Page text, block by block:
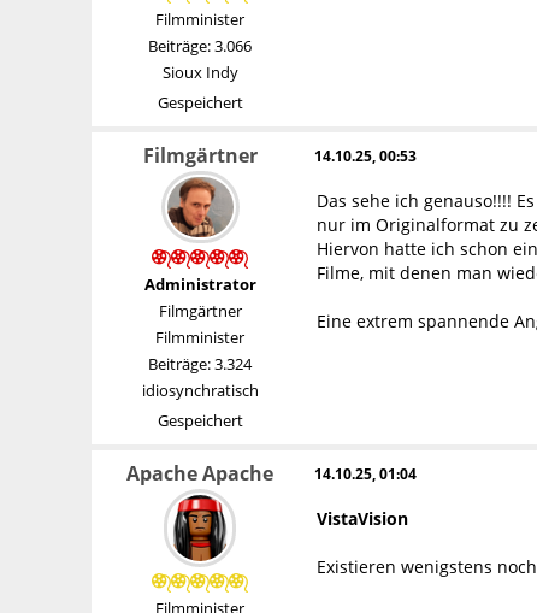
Filmminister
Beiträge: 3.066
Sioux Indy
Gespeichert
Filmgärtner
Administrator
Filmgärtner
Filmminister
Beiträge: 3.324
idiosynchratisch
Gespeichert
14.10.25, 00:53
Das sehe ich genauso!!!!
nur im Originalformat zu
Hiervon hatte ich schon
Filme, mit denen man
Eine extrem spannende
Apache Apache
Filmminister
14.10.25, 01:04
VistaVision
Existieren wenigstens